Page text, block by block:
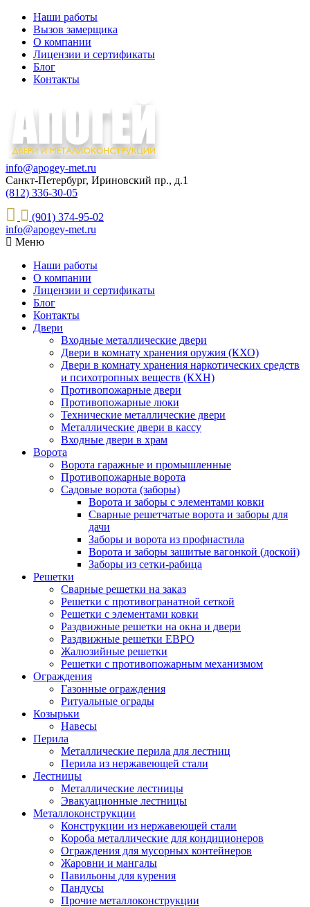
Наши работы
Вызов замерщика
О компании
Лицензии и сертификаты
Блог
Контакты
info@apogey-met.ru
Санкт-Петербург, Ириновский пр., д.1
(812) 336-30-05
(901) 374-95-02
info@apogey-met.ru
Меню
Наши работы
О компании
Лицензии и сертификаты
Блог
Контакты
Двери
Входные металлические двери
Двери в комнату хранения оружия (КХО)
Двери в комнату хранения наркотических средств
и психотропных веществ (КХН)
Противопожарные двери
Противопожарные люки
Технические металлические двери
Металлические двери в кассу
Входные двери в храм
Ворота
Ворота гаражные и промышленные
Противопожарные ворота
Садовые ворота (заборы)
Ворота и заборы с элементами ковки
Сварные решетчатые ворота и заборы для
дачи
Заборы и ворота из профнастила
Ворота и заборы зашитые вагонкой (доской)
Заборы из сетки-рабица
Решетки
Сварные решетки на заказ
Решетки с противогранатной сеткой
Решетки с элементами ковки
Раздвижные решетки на окна и двери
Раздвижные решетки ЕВРО
Жалюзийные решетки
Решетки с противопожарным механизмом
Ограждения
Газонные ограждения
Ритуальные ограды
Козырьки
Навесы
Перила
Металлические перила для лестниц
Перила из нержавеющей стали
Лестницы
Металлические лестницы
Эвакуационные лестницы
Металлоконструкции
Конструкции из нержавеющей стали
Короба металлические для кондиционеров
Ограждения для мусорных контейнеров
Жаровни и мангалы
Павильоны для курения
Пандусы
Прочие металлоконструкции